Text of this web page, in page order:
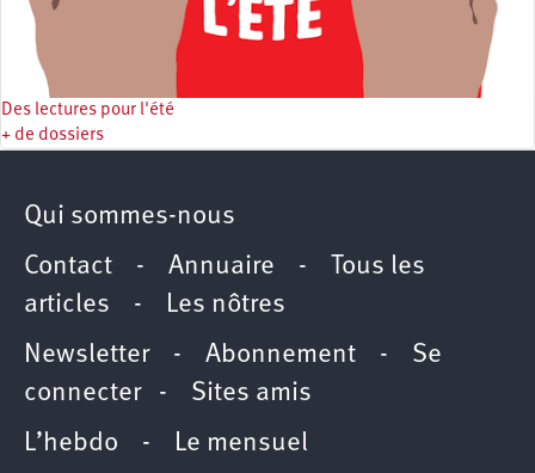
Des lectures pour l'été
+ de dossiers
Qui sommes-nous
Contact - Annuaire -
Tous les
articles - Les nôtres
Newsletter- Abonnement - Se
connecter- Sites amis
L’hebdo - Le mensuel